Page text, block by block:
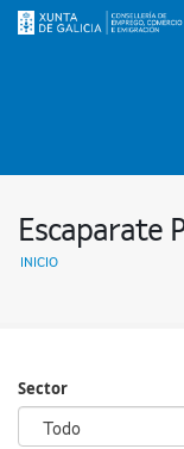
Escaparate
INICIO
Sector
Todo
Sector